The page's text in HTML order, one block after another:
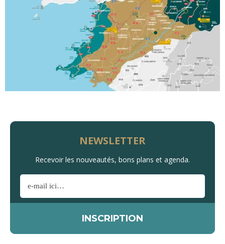
NEWSLETTER
Recevoir les nouveautés, bons plans et agenda.